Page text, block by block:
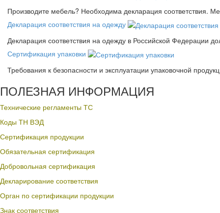
Производите мебель? Необходима декларация соответствия.
Декларация соответствия на одежду
Декларация соответствия на одежду в Российской Федерации
Сертификация упаковки
Требования к безопасности и эксплуатации упаковочной
ПОЛЕЗНАЯ ИНФОРМАЦИЯ
Технические регламенты ТС
Коды ТН ВЭД
Сертификация продукции
Обязательная сертификация
Добровольная сертификация
Декларирование соответствия
Орган по сертификации продукции
Знак соответствия